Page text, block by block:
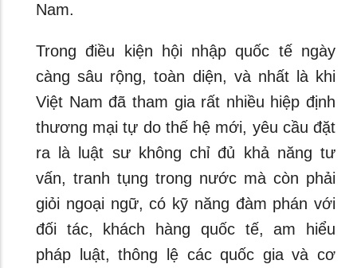
Nam.
Trong điều kiện hội nhập quốc tế ngày
càng sâu rộng, toàn diện, và nhất là khi
Việt Nam đã tham gia rất nhiều hiệp định
thương mại tự do thế hệ mới, yêu cầu đặt
ra là luật sư không chỉ đủ khả năng tư
vấn, tranh tụng trong nước mà còn phải
giỏi ngoại ngữ, có kỹ năng đàm phán với
đối tác, khách hàng quốc tế, am hiểu
pháp luật, thông lệ các quốc gia và cơ